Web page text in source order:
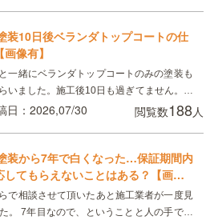
装10日後ベランダトップコートの仕
像有】
一緒にベランダトップコートのみの塗装も
いました。施工後10日も過ぎてません。こ
すか？
日：2026,07/30 閲覧数188人
装から7年で白くなった…保証期間内
してもらえないことはある？【画像
で相談させて頂いたあと施工業者が一度見
。 7年目なので、ということと人の手で塗